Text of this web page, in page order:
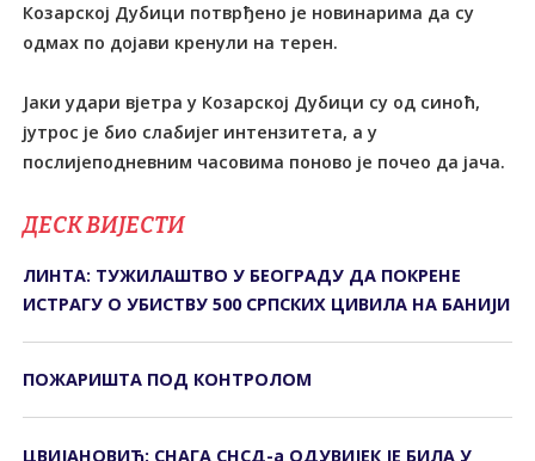
Козарској Дубици потврђено је новинарима да су
одмах по дојави кренули на терен.
Јаки удари вјетра у Козарској Дубици су од синоћ,
јутрос је био слабијег интензитета, а у
послијеподневним часовима поново је почео да јача.
ДЕСК ВИЈЕСТИ
ЛИНТА: ТУЖИЛАШТВО У БЕОГРАДУ ДА ПОКРЕНЕ
ИСТРАГУ О УБИСТВУ 500 СРПСКИХ ЦИВИЛА НА БАНИЈИ
ПОЖАРИШТА ПОД КОНTРОЛОМ
ЦВИЈАНОВИЋ: СНАГА СНСД-а ОДУВИЈЕК ЈЕ БИЛА У